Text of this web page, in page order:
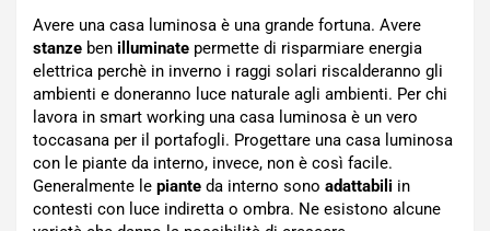
Avere una casa luminosa è una grande fortuna. Avere
stanze ben illuminate permette di risparmiare energia
elettrica perchè in inverno i raggi solari riscalderanno gli
ambienti e doneranno luce naturale agli ambienti. Per chi
lavora in smart working una casa luminosa è un vero
toccasana per il portafogli. Progettare una casa luminosa
con le piante da interno, invece, non è così facile.
Generalmente le piante da interno sono adattabili in
contesti con luce indiretta o ombra. Ne esistono alcune